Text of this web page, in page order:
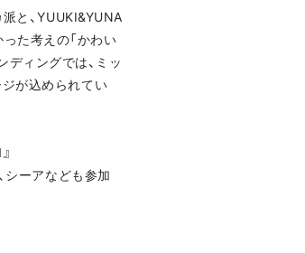
と、YUUKI&YUNA
た考えの「かわい
ィングでは、ミッ
が込められてい
シーアなども参加